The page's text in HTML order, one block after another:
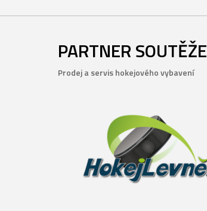
PARTNER SOUTĚŽE
Prodej a servis hokejového vybavení